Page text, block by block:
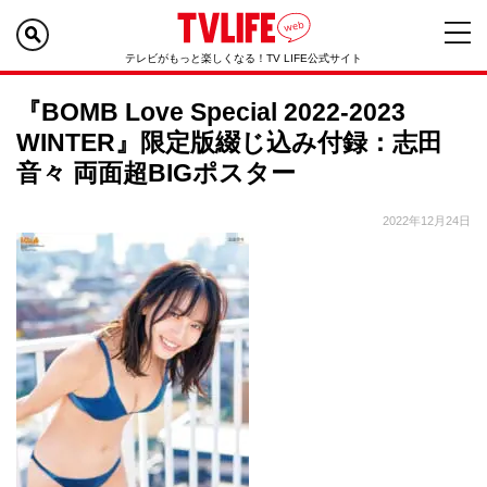
テレビがもっと楽しくなる！TV LIFE公式サイト
『BOMB Love Special 2022-2023
WINTER』限定版綴じ込み付録：志田
音々 両面超BIGポスター
2022年12月24日